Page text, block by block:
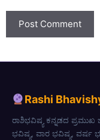
Rashi
ರಾಶಿಭವಿಷ್ಯ ಕನ್ನಡದ
ಭವಿಷ್ಯ, ವಾರ ಭವಿಷ್ಯ, ವರ್ಷ